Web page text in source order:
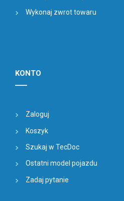
Wykonaj zwrot towaru
KONTO
Zaloguj
Koszyk
Szukaj w TecDoc
Ostatni model pojazdu
Zadaj pytanie